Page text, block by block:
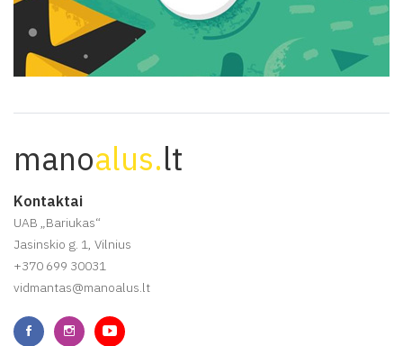
manoalus.lt
Kontaktai
UAB „Bariukas“
Jasinskio g. 1, Vilnius
+370 699 30031
vidmantas@manoalus.lt